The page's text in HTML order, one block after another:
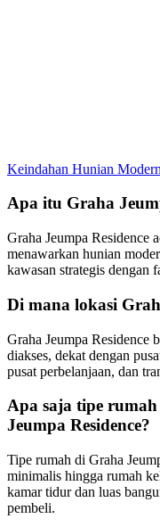
Keindahan Hunian
Apa itu Graha
Graha Jeumpa Residence
menawarkan hunian
kawasan strategis dengan
Di mana lokasi
Graha Jeumpa Residence
diakses, dekat dengan
pusat perbelanjaan, dan
Apa saja tipe
Jeumpa Residence?
Tipe rumah di Graha
minimalis hingga rumah
kamar tidur dan luas
pembeli.